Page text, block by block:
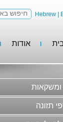
Hebrew|
אודות
ומשקאות
וסירופים
קינוחים
תזונה